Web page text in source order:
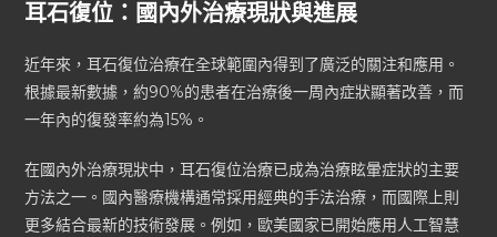
耳石復位：國內外治療現狀與進展
近年來，耳石復位治療在全球範圍內得到了廣泛的關注和應用。
根據最新數據，約90%的患者在治療後一周內症狀顯著改善，而
一年內的復發率約為15%。
在國內外治療現狀中，耳石復位治療已成為治療眩暈症狀的主要
方法之一。國內醫療機構通常採用經典的手法治療，而國際上則
更多結合最新的技術發展。例如，歐美國家已開始應用人工智慧